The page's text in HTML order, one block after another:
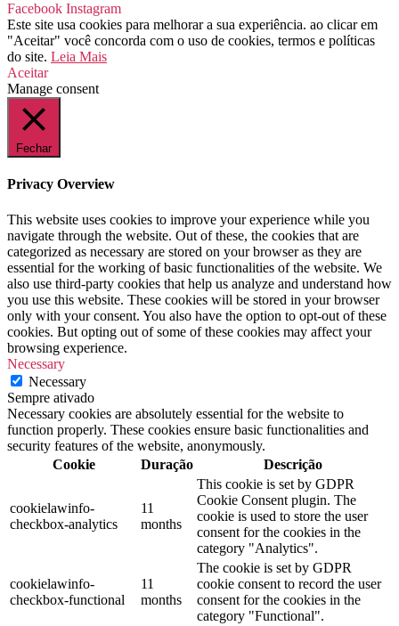
Facebook Instagram
Este site usa cookies para melhorar a sua experiência. ao clicar em
"Aceitar" você concorda com o uso de cookies, termos e políticas
do site. Leia Mais
Aceitar
Manage consent
Fechar
Privacy Overview
This website uses cookies to improve your experience while you
navigate through the website. Out of these, the cookies that are
categorized as necessary are stored on your browser as they are
essential for the working of basic functionalities of the website. We
also use third-party cookies that help us analyze and understand how
you use this website. These cookies will be stored in your browser
only with your consent. You also have the option to opt-out of these
cookies. But opting out of some of these cookies may affect your
browsing experience.
Necessary
Necessary
Sempre ativado
Necessary cookies are absolutely essential for the website to
function properly. These cookies ensure basic functionalities and
security features of the website, anonymously.
Cookie
Duração Descrição
cookielawinfo-
checkbox-analytics
11
months
This cookie is set by GDPR
Cookie Consent plugin. The
cookie is used to store the user
consent for the cookies in the
category "Analytics".
cookielawinfo-
checkbox-functional
11
months
The cookie is set by GDPR
cookie consent to record the user
consent for the cookies in the
category "Functional".